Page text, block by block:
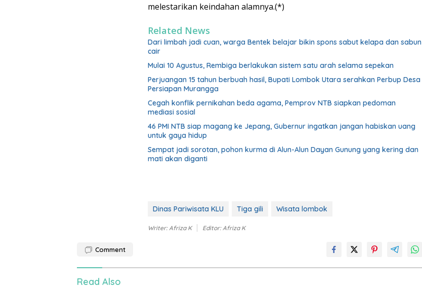
melestarikan keindahan alamnya.(*)
Related News
Dari limbah jadi cuan, warga Bentek belajar bikin spons sabut kelapa dan sabun
cair
Mulai 10 Agustus, Rembiga berlakukan sistem satu arah selama sepekan
Perjuangan 15 tahun berbuah hasil, Bupati Lombok Utara serahkan Perbup Desa
Persiapan Murangga
Cegah konflik pernikahan beda agama, Pemprov NTB siapkan pedoman
mediasi sosial
46 PMI NTB siap magang ke Jepang, Gubernur ingatkan jangan habiskan uang
untuk gaya hidup
Sempat jadi sorotan, pohon kurma di Alun-Alun Dayan Gunung yang kering dan
mati akan diganti
Dinas Pariwisata KLU Tiga gili Wisata lombok
Writer: Afriza K Editor: Afriza K
Comment
Read Also